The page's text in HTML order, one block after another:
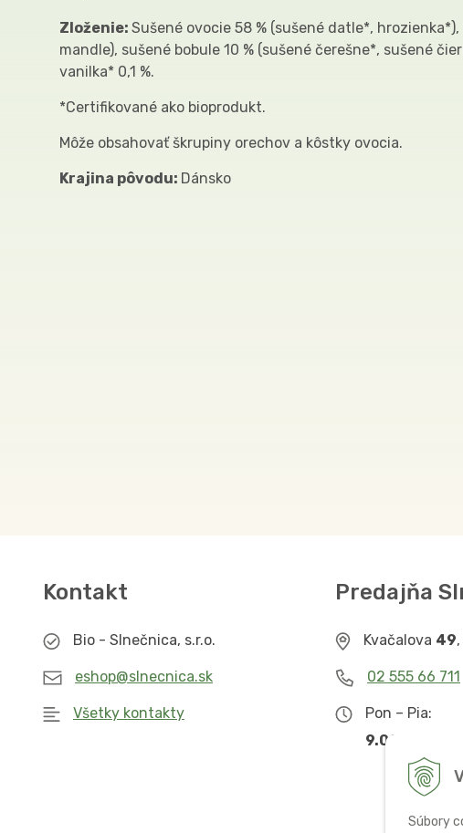
Súbory
Zloženie: Sušené ovocie 58 % (sušené datle*,
mandle), sušené bobule 10 % (sušené čerešne*, sušené
vanilka* 0,1 %.
*Certifikované ako bioprodukt.
Môže obsahovať škrupiny orechov a kôstky ovocia.
Krajina pôvodu: Dánsko
Kontakt
Bio - Slnečnica, s.r.o.
eshop@slnecnica.sk
Všetky kontakty
Predajňa
Kvačalova 49
02 555 66 711
Pon – Pia:
9.00 – 19.00